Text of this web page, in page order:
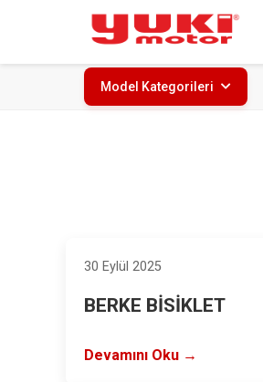
Model Kategorileri
30 Eylül 2025
BERKE BİSİKLET
Devamını Oku →